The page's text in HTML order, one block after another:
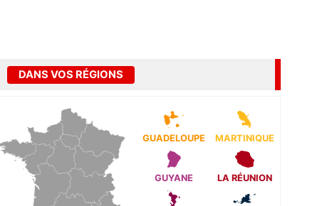
DANS VOS RÉGIONS
GUADELOUPE MARTINIQUE
GUYANE LA RÉUNION